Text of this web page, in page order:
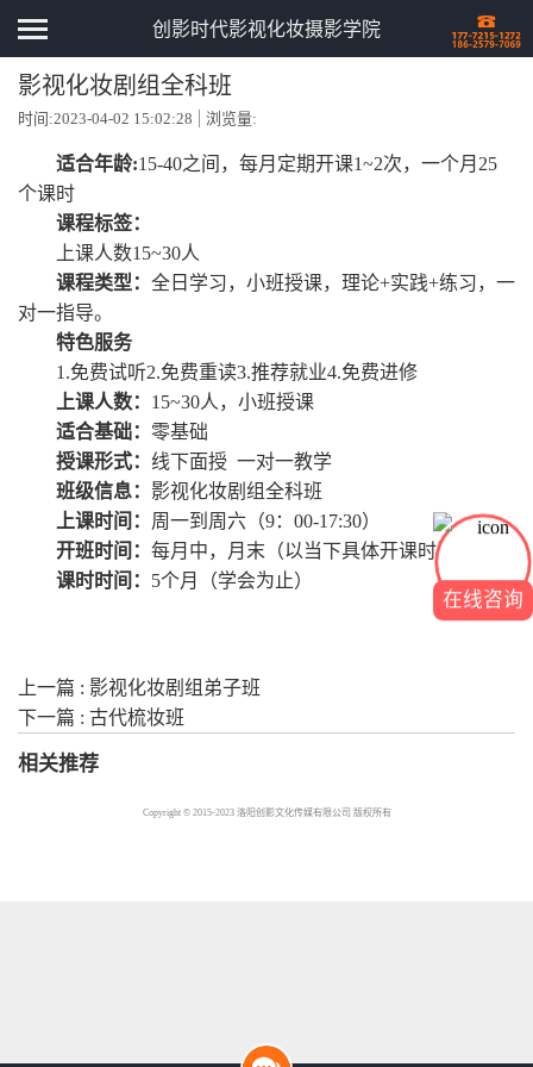
创影时代影视化妆摄影学院
影视化妆剧组全科班
时间:2023-04-02 15:02:28 浏览量:
适合年龄:15-40之间，每月定期开课1~2次，一个月25
个课时
课程标签：
上课人数15~30人
课程类型： 全日学习，小班授课，理论+实践+练习，一
对一指导。
特色服务
1.免费试听2.免费重读3.推荐就业4.免费进修
上课人数： 15~30人，小班授课
适合基础： 零基础
授课形式： 线下面授 一对一教学
班级信息： 影视化妆剧组全科班
上课时间： 周一到周六（9：00-17:30）
开班时间： 每月中，月末（以当下具体开课时间为准）
课时时间： 5个月（学会为止）
上一篇 : 影视化妆剧组弟子班
下一篇 : 古代梳妆班
相关推荐
Copyright © 2015-2023 洛阳创影文化传媒有限公司 版权所有
在线咨询